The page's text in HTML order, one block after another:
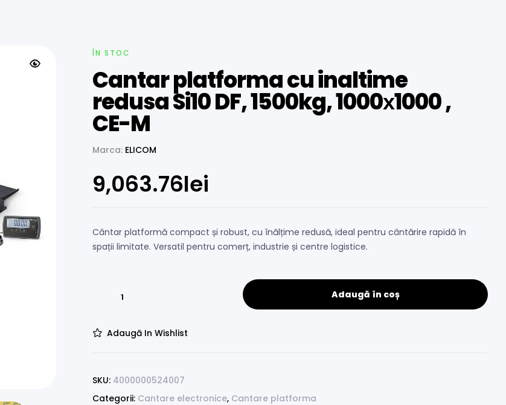
ÎN STOC
Cantar platforma cu inaltime
redusa Si10 DF, 1500kg, 1000х1000 ,
CE-M
Marca: ELICOM
9,063.76lei
Cântar platformă compact și robust, cu înălțime redusă, ideal pentru cântărire rapidă în
spații limitate. Versatil pentru comerț, industrie și centre logistice.
Adaugă în coș
Adaugă In Wishlist
SKU: 4000000524007
Categorii: Cantare electronice, Cantare platforma